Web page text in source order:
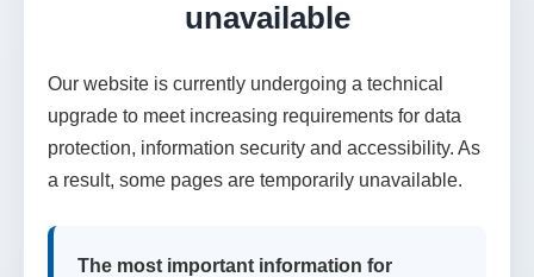
unavailable
Our website is currently undergoing a technical
upgrade to meet increasing requirements for data
protection, information security and accessibility. As
a result, some pages are temporarily unavailable.
The most important information for